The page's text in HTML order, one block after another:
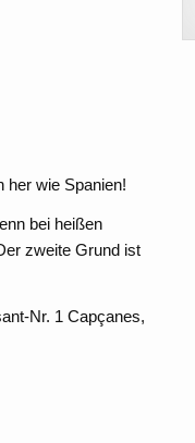
her wie Spanien!
bei heißen
zweite Grund ist
Nr. 1 Capçanes,